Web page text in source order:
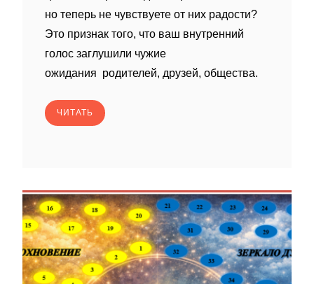
но теперь не чувствуете от них радости?
Это признак того, что ваш внутренний
голос заглушили чужие
ожидания родителей, друзей, общества.
ЧИТАТЬ